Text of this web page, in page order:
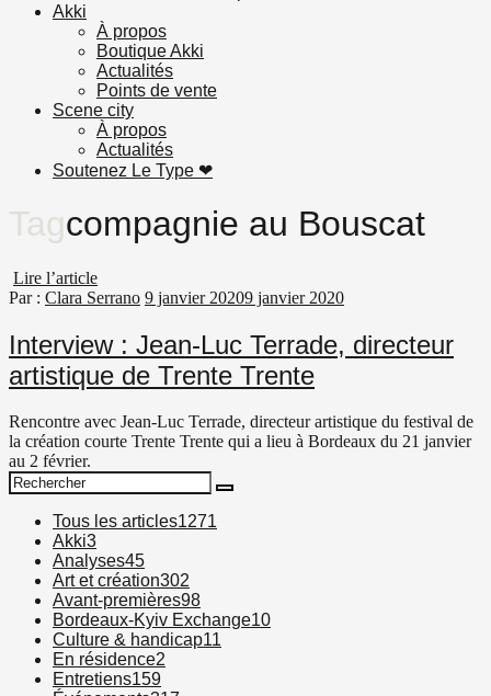
Akki
À propos
Boutique Akki
Actualités
Points de vente
Scene city
À propos
Actualités
Soutenez Le Type ❤︎
Tagcompagnie au Bouscat
Lire l’article
Par : Clara Serrano 9 janvier 20209 janvier 2020
Interview : Jean-Luc Terrade, directeur
artistique de Trente Trente
Rencontre avec Jean-Luc Terrade, directeur artistique du festival de
la création courte Trente Trente qui a lieu à Bordeaux du 21 janvier
au 2 février.
Search
for:
Search
Tous les articles1271
Akki3
Analyses45
Art et création302
Avant-premières98
Bordeaux-Kyiv Exchange10
Culture & handicap11
En résidence2
Entretiens159